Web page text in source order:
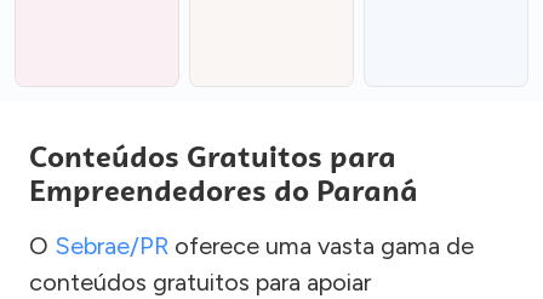
Conteúdos Gratuitos para
Empreendedores do Paraná
O Sebrae/PR oferece uma vasta gama de
conteúdos gratuitos para apoiar